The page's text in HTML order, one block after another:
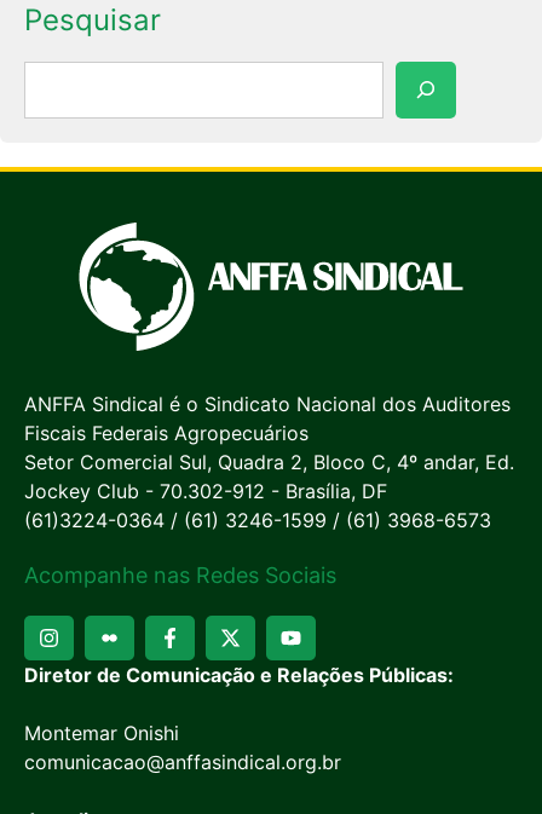
Pesquisar
ANFFA Sindical é o Sindicato Nacional dos Auditores
Fiscais Federais Agropecuários
Setor Comercial Sul, Quadra 2, Bloco C, 4º andar, Ed.
Jockey Club - 70.302-912 - Brasília, DF
(61)3224-0364 / (61) 3246-1599 / (61) 3968-6573
Acompanhe nas Redes Sociais
Diretor de Comunicação e Relações Públicas:
Montemar Onishi
comunicacao@anffasindical.org.br